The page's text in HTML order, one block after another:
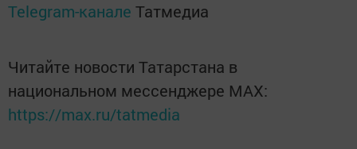
Telegram-канале Татмедиа
Читайте новости Татарстана в
национальном мессенджере MАХ:
https://max.ru/tatmedia